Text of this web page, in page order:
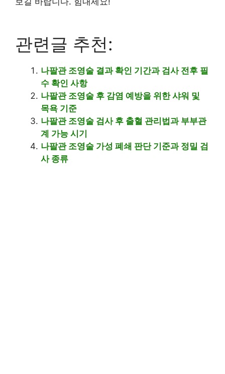
관련글 추천:
나팔관 조영술 결과 확인 기간과 검사 전후 필
수 확인 사항
나팔관 조영술 후 감염 예방을 위한 샤워 및
목욕 기준
나팔관 조영술 검사 후 출혈 관리법과 부부관
계 가능 시기
나팔관 조영술 가성 폐쇄 판단 기준과 정밀 검
사 종류